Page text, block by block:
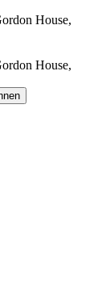
House,
House,